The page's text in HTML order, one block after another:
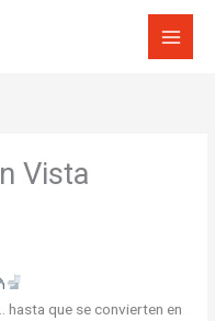
Vista
hasta que se convierten en